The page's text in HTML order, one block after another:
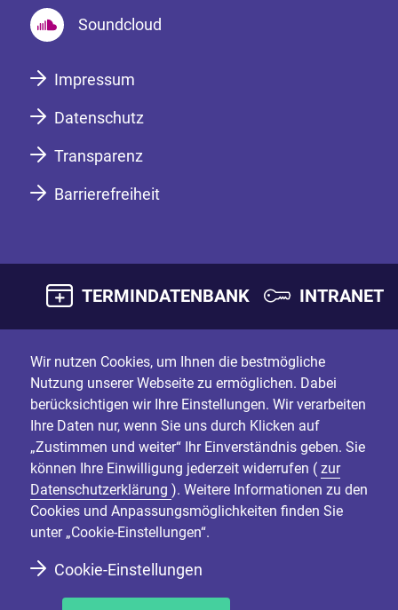
Soundcloud
Impressum
Datenschutz
Transparenz
Barrierefreiheit
TERMINDATENBANK INTRANET
Wir nutzen Cookies, um Ihnen die bestmögliche
Nutzung unserer Webseite zu ermöglichen. Dabei
berücksichtigen wir Ihre Einstellungen. Wir verarbeiten
Ihre Daten nur, wenn Sie uns durch Klicken auf
„Zustimmen und weiter“ Ihr Einverständnis geben. Sie
können Ihre Einwilligung jederzeit widerrufen ( zur
Datenschutzerklärung ). Weitere Informationen zu den
Cookies und Anpassungsmöglichkeiten finden Sie
unter „Cookie-Einstellungen“.
Cookie-Einstellungen